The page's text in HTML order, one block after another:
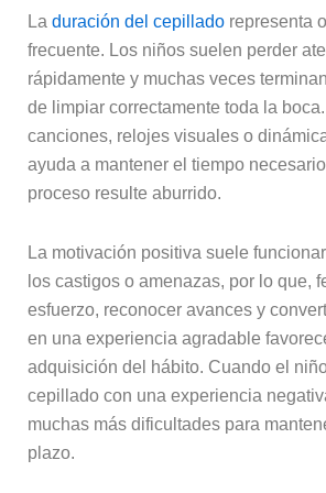
La duración del cepillado representa
frecuente. Los niños suelen perder
rápidamente y muchas veces
de limpiar correctamente toda la
canciones, relojes visuales o
ayuda a mantener el tiempo
proceso resulte aburrido.
La motivación positiva suele
los castigos o amenazas, por lo que,
esfuerzo, reconocer avances y
en una experiencia agradable
adquisición del hábito. Cuando el
cepillado con una experiencia
muchas más dificultades para
plazo.